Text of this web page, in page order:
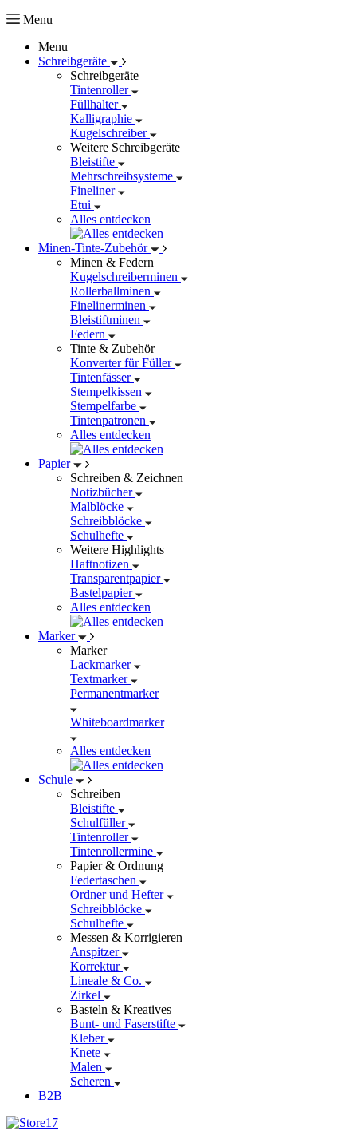
Menu
Menu
Schreibgeräte
Schreibgeräte
Tintenroller
Füllhalter
Kalligraphie
Kugelschreiber
Weitere Schreibgeräte
Bleistifte
Mehrschreibsysteme
Fineliner
Etui
Alles entdecken
Minen-Tinte-Zubehör
Minen & Federn
Kugelschreiberminen
Rollerballminen
Finelinerminen
Bleistiftminen
Federn
Tinte & Zubehör
Konverter für Füller
Tintenfässer
Stempelkissen
Stempelfarbe
Tintenpatronen
Alles entdecken
Papier
Schreiben & Zeichnen
Notizbücher
Malblöcke
Schreibblöcke
Schulhefte
Weitere Highlights
Haftnotizen
Transparentpapier
Bastelpapier
Alles entdecken
Marker
Marker
Lackmarker
Textmarker
Permanentmarker
Whiteboardmarker
Alles entdecken
Schule
Schreiben
Bleistifte
Schulfüller
Tintenroller
Tintenrollermine
Papier & Ordnung
Federtaschen
Ordner und Hefter
Schreibblöcke
Schulhefte
Messen & Korrigieren
Anspitzer
Korrektur
Lineale & Co.
Zirkel
Basteln & Kreatives
Bunt- und Faserstifte
Kleber
Knete
Malen
Scheren
B2B